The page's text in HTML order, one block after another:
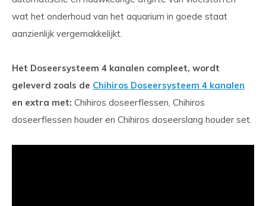
wat het onderhoud van het aquarium in goede staat
aanzienlijk vergemakkelijkt.
Het Doseersysteem 4 kanalen compleet, wordt
geleverd zoals de Chihiros Doseersysteem 4 kanalen
en extra met: Chihiros doseerflessen, Chihiros
doseerflessen houder en Chihiros doseerslang houder set.